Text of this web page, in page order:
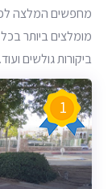
מחפשים המלצה
מומלצים ביותר
ביקורות גולשים ועוד.
1